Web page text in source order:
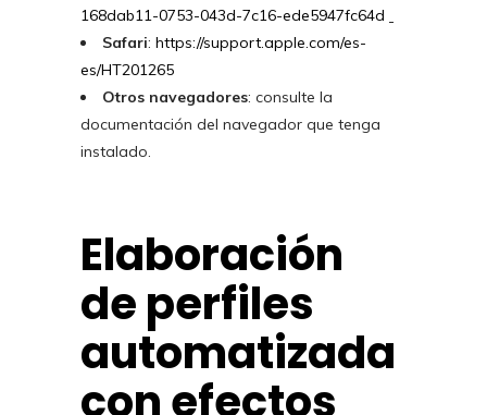
168dab11-0753-043d-7c16-ede5947fc64d
Safari: https://support.apple.com/es-
es/HT201265
Otros navegadores: consulte la
documentación del navegador que tenga
instalado.
Elaboración
de perfiles
automatizada
con efectos